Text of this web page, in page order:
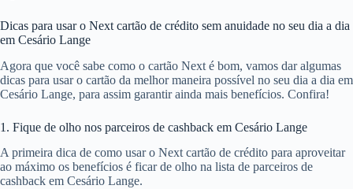
Dicas para usar o Next cartão de crédito sem anuidade no seu dia a dia
em Cesário Lange
Agora que você sabe como o cartão Next é bom, vamos dar algumas
dicas para usar o cartão da melhor maneira possível no seu dia a dia em
Cesário Lange, para assim garantir ainda mais benefícios. Confira!
1. Fique de olho nos parceiros de cashback em Cesário Lange
A primeira dica de como usar o Next cartão de crédito para aproveitar
ao máximo os benefícios é ficar de olho na lista de parceiros de
cashback em Cesário Lange.